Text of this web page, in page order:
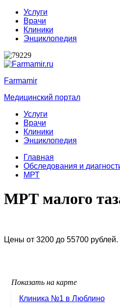
Услуги
Врачи
Клиники
Энциклопедия
Farmamir
Медицинский портал
Услуги
Врачи
Клиники
Энциклопедия
Главная
Обследования и
МРТ
МРТ малого
Цены от 3200 до 55700 рублей.
Показать на карте
Клиника №1 в Люблино